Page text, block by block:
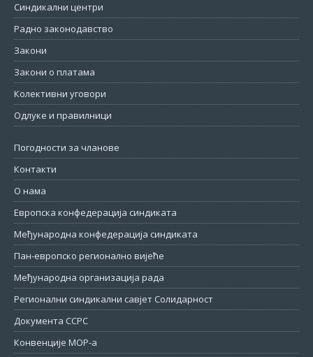
Синдикални центри
Радно законодавство
Закони
Закони о платама
Колективни уговори
Одлуке и правилници
Погодности за чланове
Контакти
О нама
Европска конфедерација синдиката
Међународна конфедерација синдиката
Пан-европско регионално вијеће
Међународна организација рада
Регионални синдикални савјет Солидарност
Документа ССРС
Конвенције МОР-а